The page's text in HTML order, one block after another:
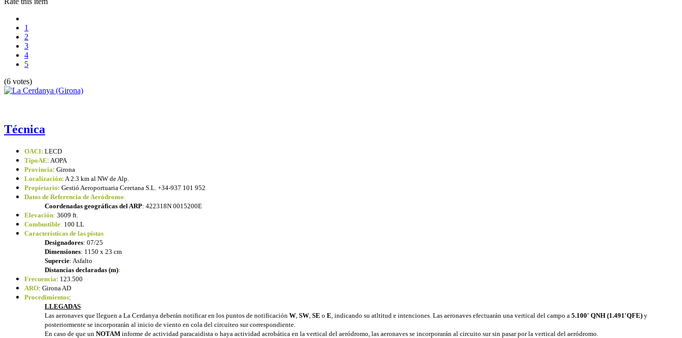
1
2
3
4
5
(6 votes)
Técnica
OACI: LECD
TipoAE: AOPA
Provincia: Girona
Localización: A 2.3 km al NW de Alp.
Propietario: Gestió Aeroportuaria Ceretana S.L. +34-937 101 952
Datos de Referencia de Aeródromo:
Coordenadas geográficas del ARP: 422318N 0015200E
Elevación: 3609 ft.
Combustible: 100 LL
Características de las pistas
Designadores: 07/25
Dimensiones: 1150 x 23 cm
Supercie: Asfalto
Distancias declaradas (m):
Frecuencia: 123.500
ARO: Girona AD
Procedimientos:
LLEGADAS
Las aeronaves que lleguen a La Cerdanya deberán notificar en los puntos de notificación W SW SE o E , indicando su atltitud e intenciones. Las aeronaves efectuarán una vertical del campo a 5.100' QNH (1.491'QFE) y
posteriormente se incorporarán al inicio de viento en cola del circuiteo sur correspondiente.
En caso de que un NOTAM informe de actividad paracaidista o haya actividad acrobática en la vertical del aeródromo, las aeronaves se incorporarán al circuito sur sin pasar por la vertical del aeródromo.